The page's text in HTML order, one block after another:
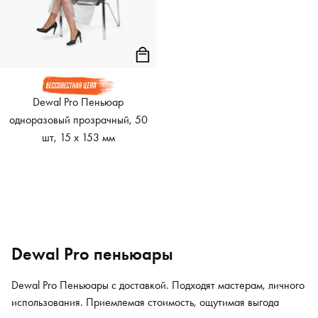
Dewal Pro Пеньюар
одноразовый прозрачный, 50
шт, 15 х 153 мм
Dewal Pro пеньюары
Dewal Pro Пеньюары с доставкой. Подходят мастерам, личного
использования. Приемлемая стоимость, ощутимая выгода